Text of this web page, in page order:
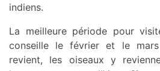
indiens.
La meilleure période pour
conseille le février et le
revient, les oiseaux y